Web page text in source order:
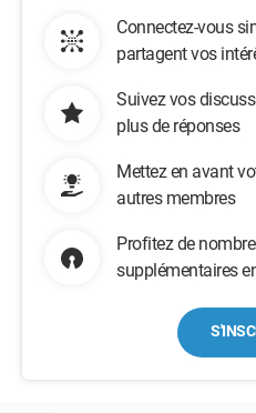
Connectez-vous
partagent vos
Suivez vos
plus de réponses
Mettez en avant
autres membres
Profitez de
supplémentaires